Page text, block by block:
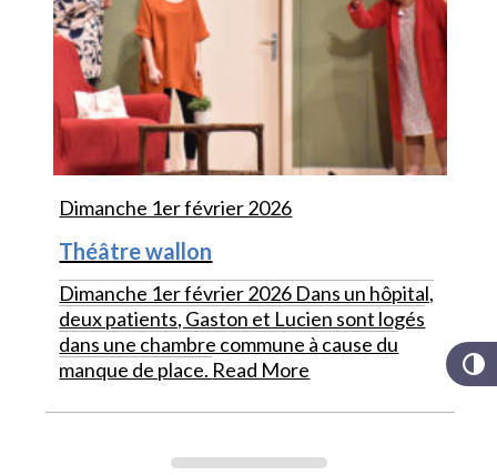
Dimanche 1er février 2026
Théâtre wallon
Dimanche 1er février 2026 Dans un hôpital,
deux patients, Gaston et Lucien sont logés
dans une chambre commune à cause du
manque de place. Read More